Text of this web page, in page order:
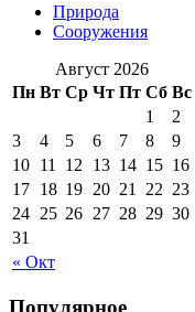
Природа
Сооружения
Август 2026
Пн Вт Ср Чт Пт Сб Вс
« Окт
1
2
3
4 5 6 7 8
9
10 11 12 13 14 15 16
17 18 19 20 21 22 23
24 25 26 27 28 29 30
31